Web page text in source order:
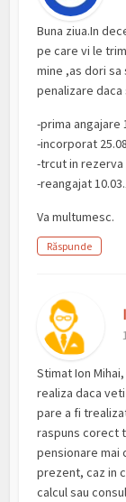
Buna ziua.In
pe care vi le
mine ,as dori
penalizare
-prima angajare
-incorporat
-trcut in rezerva
-reangajat
Va multumesc.
Răspunde
Stimat Ion
realiza daca
pare a fi
raspuns corect
pensionare mai
prezent, caz in
calcul sau